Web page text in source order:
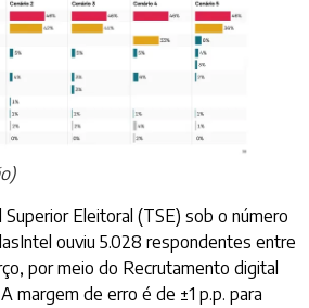
Eleitoral (TSE) sob o número
ouviu 5.028 respondentes entre
por meio do Recrutamento digital
margem de erro é de ±1 p.p. para